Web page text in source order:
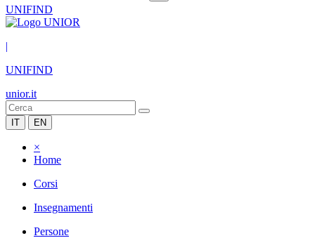
UNIFIND
|
UNIFIND
unior.it
IT EN
×
Home
Corsi
Insegnamenti
Persone